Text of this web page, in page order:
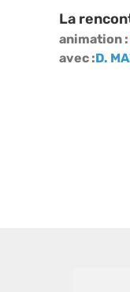
La
animation
avec :D.